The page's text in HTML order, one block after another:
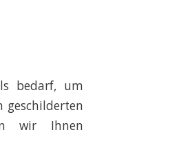
bedarf, um
geschilderten
wir Ihnen